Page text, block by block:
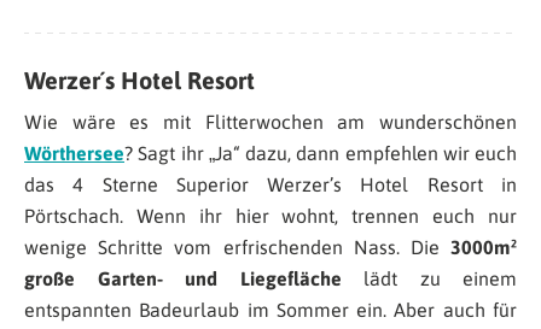
Werzer´s Hotel Resort
Wie wäre es mit Flitterwochen am wunderschönen
Wörthersee? Sagt ihr „Ja“ dazu, dann empfehlen wir euch
das 4 Sterne Superior Werzer’s Hotel Resort in
Pörtschach. Wenn ihr hier wohnt, trennen euch nur
wenige Schritte vom erfrischenden Nass. Die 3000m²
große Garten- und Liegefläche lädt zu einem
entspannten Badeurlaub im Sommer ein. Aber auch für